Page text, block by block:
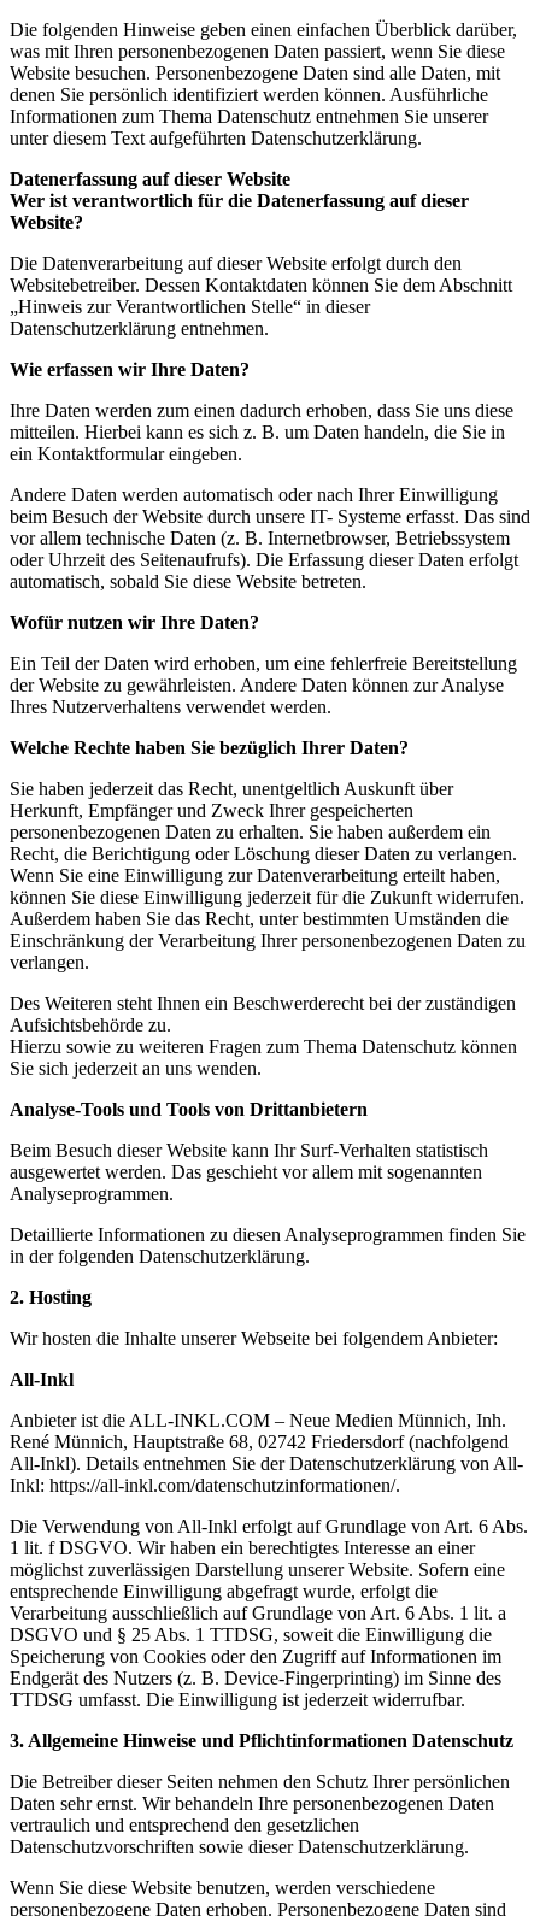
Die folgenden Hinweise geben einen einfachen Überblick darüber,
was mit Ihren personenbezogenen Daten passiert, wenn Sie diese
Website besuchen. Personenbezogene Daten sind alle Daten, mit
denen Sie persönlich identifiziert werden können. Ausführliche
Informationen zum Thema Datenschutz entnehmen Sie unserer
unter diesem Text aufgeführten Datenschutzerklärung.
Datenerfassung auf dieser Website
Wer ist verantwortlich für die Datenerfassung auf dieser
Website?
Die Datenverarbeitung auf dieser Website erfolgt durch den
Websitebetreiber. Dessen Kontaktdaten können Sie dem Abschnitt
„Hinweis zur Verantwortlichen Stelle“ in dieser
Datenschutzerklärung entnehmen.
Wie erfassen wir Ihre Daten?
Ihre Daten werden zum einen dadurch erhoben, dass Sie uns diese
mitteilen. Hierbei kann es sich z. B. um Daten handeln, die Sie in
ein Kontaktformular eingeben.
Andere Daten werden automatisch oder nach Ihrer Einwilligung
beim Besuch der Website durch unsere IT- Systeme erfasst. Das sind
vor allem technische Daten (z. B. Internetbrowser, Betriebssystem
oder Uhrzeit des Seitenaufrufs). Die Erfassung dieser Daten erfolgt
automatisch, sobald Sie diese Website betreten.
Wofür nutzen wir Ihre Daten?
Ein Teil der Daten wird erhoben, um eine fehlerfreie Bereitstellung
der Website zu gewährleisten. Andere Daten können zur Analyse
Ihres Nutzerverhaltens verwendet werden.
Welche Rechte haben Sie bezüglich Ihrer Daten?
Sie haben jederzeit das Recht, unentgeltlich Auskunft über
Herkunft, Empfänger und Zweck Ihrer gespeicherten
personenbezogenen Daten zu erhalten. Sie haben außerdem ein
Recht, die Berichtigung oder Löschung dieser Daten zu verlangen.
Wenn Sie eine Einwilligung zur Datenverarbeitung erteilt haben,
können Sie diese Einwilligung jederzeit für die Zukunft widerrufen.
Außerdem haben Sie das Recht, unter bestimmten Umständen die
Einschränkung der Verarbeitung Ihrer personenbezogenen Daten zu
verlangen.
Des Weiteren steht Ihnen ein Beschwerderecht bei der zuständigen
Aufsichtsbehörde zu.
Hierzu sowie zu weiteren Fragen zum Thema Datenschutz können
Sie sich jederzeit an uns wenden.
Analyse-Tools und Tools von Drittanbietern
Beim Besuch dieser Website kann Ihr Surf-Verhalten statistisch
ausgewertet werden. Das geschieht vor allem mit sogenannten
Analyseprogrammen.
Detaillierte Informationen zu diesen Analyseprogrammen finden Sie
in der folgenden Datenschutzerklärung.
2. Hosting
Wir hosten die Inhalte unserer Webseite bei folgendem Anbieter:
All-Inkl
Anbieter ist die ALL-INKL.COM – Neue Medien Münnich, Inh.
René Münnich, Hauptstraße 68, 02742 Friedersdorf (nachfolgend
All-Inkl). Details entnehmen Sie der Datenschutzerklärung von All-
Inkl: https://all-inkl.com/datenschutzinformationen/.
Die Verwendung von All-Inkl erfolgt auf Grundlage von Art. 6 Abs.
1 lit. f DSGVO. Wir haben ein berechtigtes Interesse an einer
möglichst zuverlässigen Darstellung unserer Website. Sofern eine
entsprechende Einwilligung abgefragt wurde, erfolgt die
Verarbeitung ausschließlich auf Grundlage von Art. 6 Abs. 1 lit. a
DSGVO und § 25 Abs. 1 TTDSG, soweit die Einwilligung die
Speicherung von Cookies oder den Zugriff auf Informationen im
Endgerät des Nutzers (z. B. Device-Fingerprinting) im Sinne des
TTDSG umfasst. Die Einwilligung ist jederzeit widerrufbar.
3. Allgemeine Hinweise und Pflichtinformationen Datenschutz
Die Betreiber dieser Seiten nehmen den Schutz Ihrer persönlichen
Daten sehr ernst. Wir behandeln Ihre personenbezogenen Daten
vertraulich und entsprechend den gesetzlichen
Datenschutzvorschriften sowie dieser Datenschutzerklärung.
Wenn Sie diese Website benutzen, werden verschiedene
personenbezogene Daten erhoben. Personenbezogene Daten sind